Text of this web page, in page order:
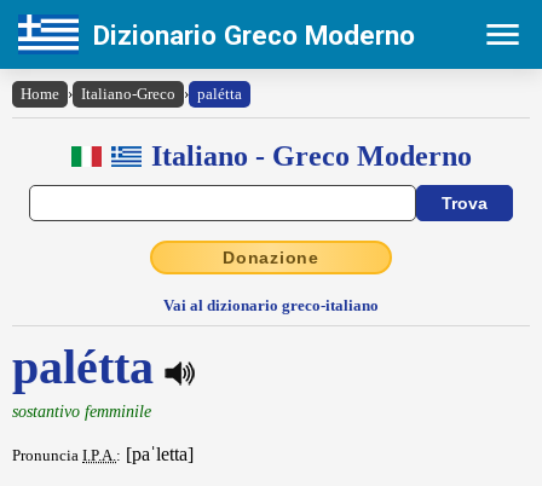
Dizionario Greco Moderno
Home › Italiano-Greco › palétta
Italiano - Greco Moderno
Donazione
Vai al dizionario greco-italiano
palétta
sostantivo femminile
Pronuncia I.P.A.: [paˈletta]